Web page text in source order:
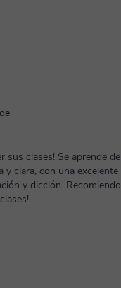
sus clases! Se aprende de
y clara, con una excelente
y dicción. Recomiendo